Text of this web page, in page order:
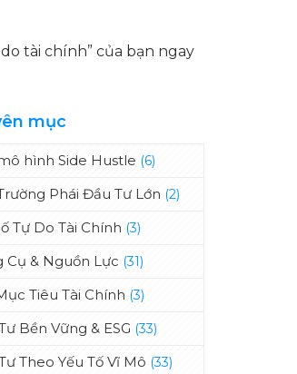
tài chính” của bạn ngay
mục
hình Side Hustle (6)
Phái Đầu Tư Lớn (2)
Tự Do Tài Chính (3)
Cụ & Nguồn Lực (31)
Tiêu Tài Chính (3)
Bền Vững & ESG (33)
Theo Yếu Tố Vĩ Mô (33)